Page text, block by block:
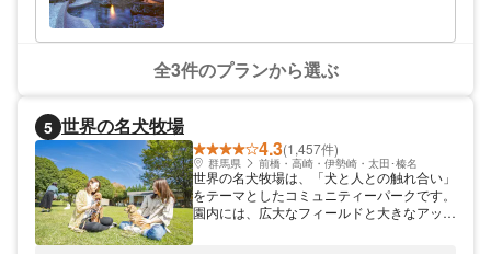
の理由の1つ。また、旬の食材を豊富に使っ
た季節ごとの里山料理や、新鮮な麦のうまみ
たっぷりの手作りビールも楽しめます。道の
や ろまんちっく村 湯処あぐりのお得なクー
ポンを販売中。通常大人510円の入浴料が最
大25%割引で400円、それにタオルが付いた
プランは大人720円のところ510円となりま
す。また、道の駅うつのみや ろまんちっく
全3件のプランから選ぶ
5 世界の名犬牧場
4.3(1,457件)
群馬県 前橋・高崎・伊勢崎・太田･榛名
世界の名犬牧場は、「犬と人との触れ合い」
をテーマとしたコミュニティーパークです。
園内には、広大なフィールドと大きなアップ